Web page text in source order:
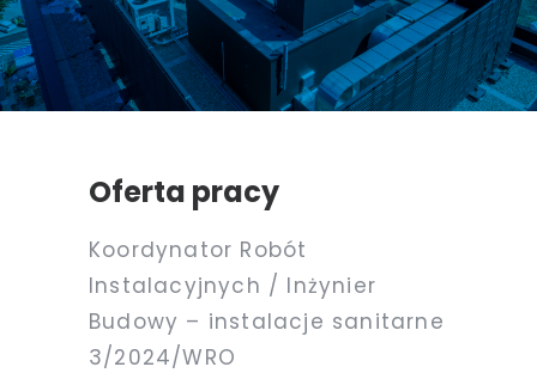
Oferta pracy
Koordynator Robót
Instalacyjnych / Inżynier
Budowy – instalacje sanitarne
3/2024/WRO